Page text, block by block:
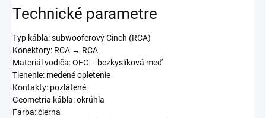
Technické parametre
Typ kábla: subwooferový Cinch (RCA)
Konektory: RCA → RCA
Materiál vodiča: OFC – bezkyslíková meď
Tienenie: medené opletenie
Kontakty: pozlátené
Geometria kábla: okrúhla
Farba: čierna